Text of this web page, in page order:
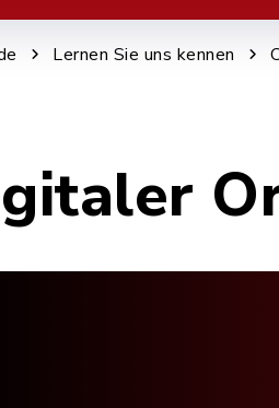
Lernen Sie uns kennen